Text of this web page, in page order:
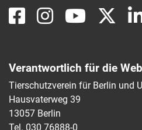
Verantwortlich für die
Tierschutzverein für Berlin und
Hausvaterweg 39
13057 Berlin
Tel. 030 76888-0